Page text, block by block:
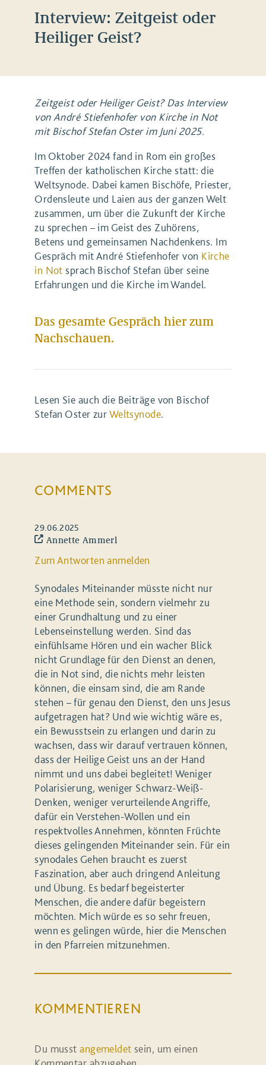
Interview: Zeitgeist oder
Heiliger Geist?
Zeitgeist oder Heiliger Geist? Das Interview
von André Stiefenhofer von Kirche in Not
mit Bischof Stefan Oster im Juni 2025.
Im Oktober 2024 fand in Rom ein großes
Treffen der katholischen Kirche statt: die
Weltsynode. Dabei kamen Bischöfe, Priester,
Ordensleute und Laien aus der ganzen Welt
zusammen, um über die Zukunft der Kirche
zu sprechen – im Geist des Zuhörens,
Betens und gemeinsamen Nachdenkens. Im
Gespräch mit André Stiefenhofer von Kirche
in Not sprach Bischof Stefan über seine
Erfahrungen und die Kirche im Wandel.
Das gesamte Gespräch hier zum
Nachschauen.
Lesen Sie auch die Beiträge von Bischof
Stefan Oster zurWeltsynode.
COMMENTS
29.06.2025
Annette Ammerl
Zum Antworten anmelden
Synodales Miteinander müsste nicht nur
eine Methode sein, sondern vielmehr zu
einer Grundhaltung und zu einer
Lebenseinstellung werden. Sind das
einfühlsame Hören und ein wacher Blick
nicht Grundlage für den Dienst an denen,
die in Not sind, die nichts mehr leisten
können, die einsam sind, die am Rande
stehen – für genau den Dienst, den uns Jesus
aufgetragen hat? Und wie wichtig wäre es,
ein Bewusstsein zu erlangen und darin zu
wachsen, dass wir darauf vertrauen können,
dass der Heilige Geist uns an der Hand
nimmt und uns dabei begleitet! Weniger
Polarisierung, weniger Schwarz-Weiß-
Denken, weniger verurteilende Angriffe,
dafür ein Verstehen-Wollen und ein
respektvolles Annehmen, könnten Früchte
dieses gelingenden Miteinander sein. Für ein
synodales Gehen braucht es zuerst
Faszination, aber auch dringend Anleitung
und Übung. Es bedarf begeisterter
Menschen, die andere dafür begeistern
möchten. Mich würde es so sehr freuen,
wenn es gelingen würde, hier die Menschen
in den Pfarreien mitzunehmen.
KOMMENTIEREN
Du musstangemeldet sein, um einen